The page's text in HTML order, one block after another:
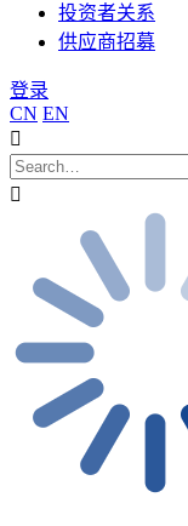
投资者关系
供应商招募
登录
CN EN